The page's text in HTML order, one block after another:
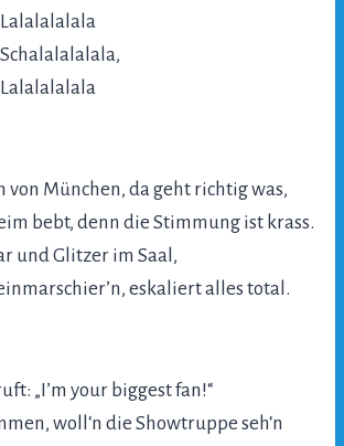
von München, da geht richtig was,
bebt, denn die Stimmung ist krass.
und Glitzer im Saal,
eskaliert alles total.
„I’m your biggest fan!“
woll‘n die Showtruppe seh‘n